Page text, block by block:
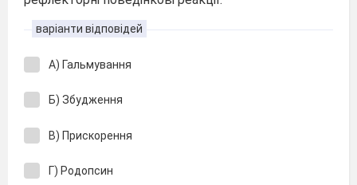
варіанти відповідей
А) Гальмування
Б) Збудження
В) Прискорення
Г) Родопсин